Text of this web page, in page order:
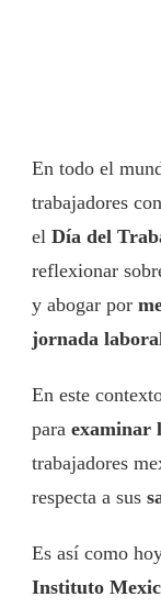
En todo el
trabajadores
el Día del
reflexionar
y abogar por
jornada
En este
para examinar
trabajadores
respecta a sus
Es así como
Instituto